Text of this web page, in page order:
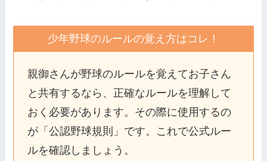
少年野球のルールの覚え方はコレ！
親御さんが野球のルールを覚えてお子さん
と共有するなら、正確なルールを理解して
おく必要があります。その際に使用するの
が「公認野球規則」です。これで公式ルー
ルを確認しましょう。